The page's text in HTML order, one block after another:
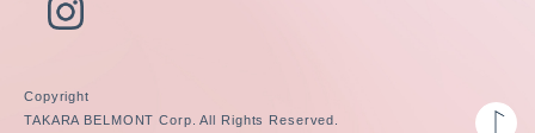
Copyright
TAKARA BELMONT Corp. All Rights Reserved.